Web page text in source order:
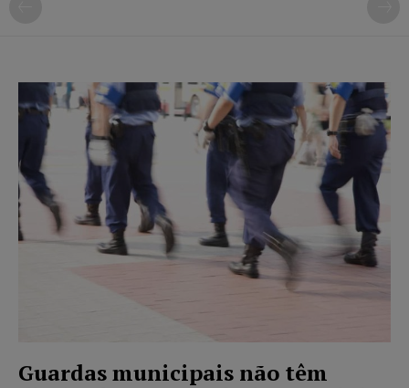
Guardas municipais não têm